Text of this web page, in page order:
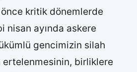
kritik dönemlerde
nisan ayında askere
gencimizin silah
ertelenmesinin, birliklere